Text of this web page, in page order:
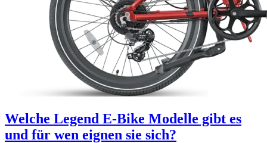
Welche Legend E-Bike Modelle gibt es
und für wen eignen sie sich?